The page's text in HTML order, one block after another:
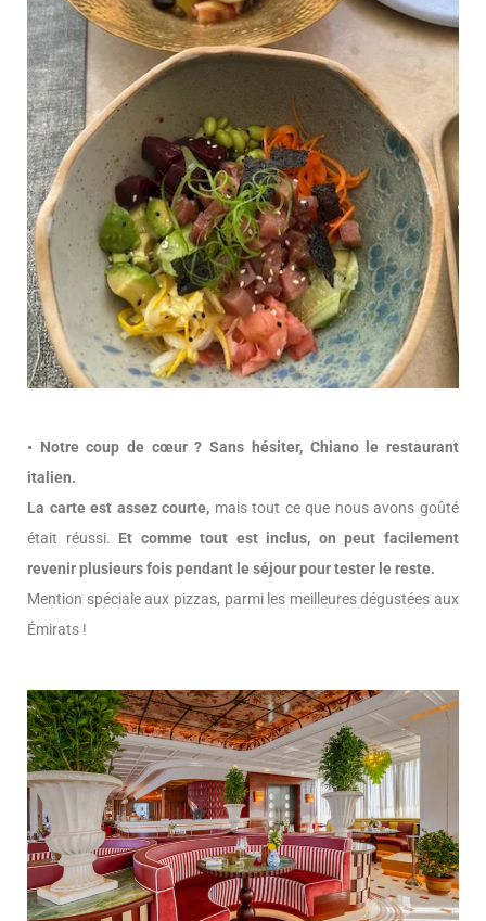
• Notre coup de cœur ? Sans hésiter, Chiano le restaurant
italien.
La carte est assez courte, mais tout ce que nous avons goûté
était réussi. Et comme tout est inclus, on peut facilement
revenir plusieurs fois pendant le séjour pour tester le reste.
Mention spéciale aux pizzas, parmi les meilleures dégustées aux
Émirats !